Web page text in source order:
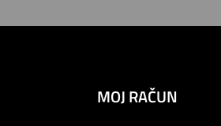
MOJ RAČUN